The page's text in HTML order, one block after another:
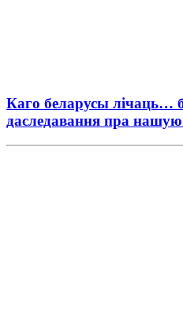
Каго беларусы лічаць…
даследавання пра нашую